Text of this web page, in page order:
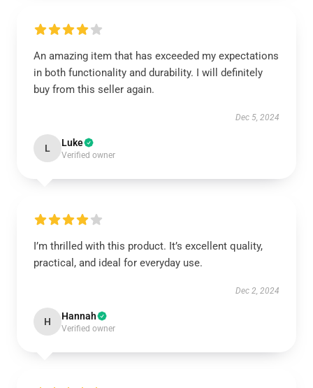
An amazing item that has exceeded my expectations
in both functionality and durability. I will definitely
buy from this seller again.
Dec 5, 2024
L Luke
Verified owner
I’m thrilled with this product. It’s excellent quality,
practical, and ideal for everyday use.
Dec 2, 2024
H Hannah
Verified owner